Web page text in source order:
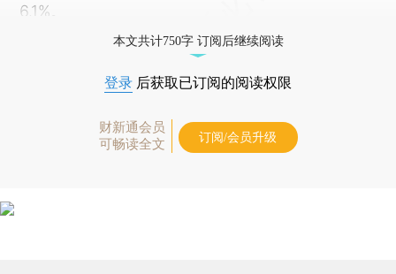
6.1%。
本文共计750字 订阅后继续阅读
登录 后获取已订阅的阅读权限
财新通会员
可畅读全文
订阅/会员升级